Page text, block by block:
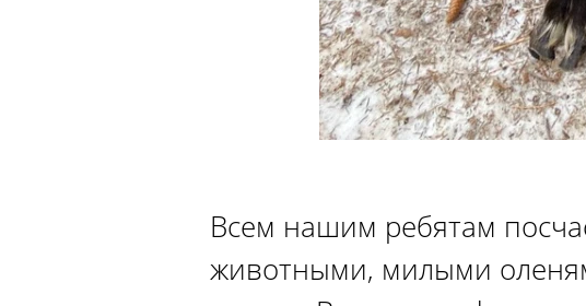
Всем нашим ребятам
животными, милыми